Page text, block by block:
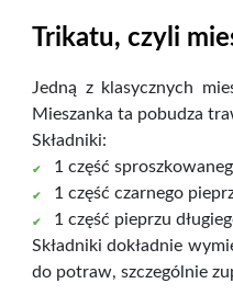
Trikatu, czyli
Jedną z klasycznych
Mieszanka ta pobudza
Składniki:
1 część
1 część czarnego
1 część pieprzu
Składniki dokładnie
do potraw, szczególnie